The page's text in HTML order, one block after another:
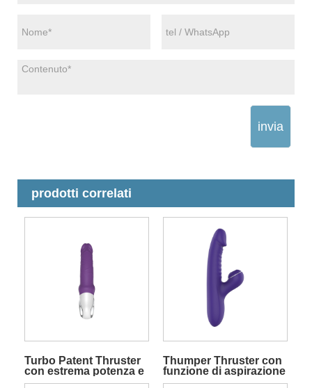
invia
prodotti correlati
Turbo Patent Thruster
con estrema potenza e
velocità
Thumper Thruster con
funzione di aspirazione
Rabbit